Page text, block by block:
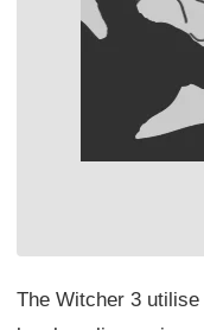
The Witcher 3